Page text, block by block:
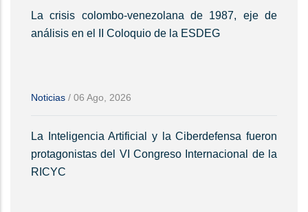
La crisis colombo-venezolana de 1987, eje de
análisis en el II Coloquio de la ESDEG
Noticias / 06 Ago, 2026
La Inteligencia Artificial y la Ciberdefensa fueron
protagonistas del VI Congreso Internacional de la
RICYC